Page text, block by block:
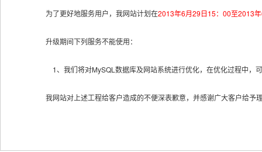
为了更好地服务用户，我网站计划在2013年6月29日15：00至2013
升级期间下列服务不能使用：
1、我们将对MySQL数据库及网站系统进行优化，在优化过程中，
我网站对上述工程给客户造成的不便深表歉意，并感谢广大客户给予